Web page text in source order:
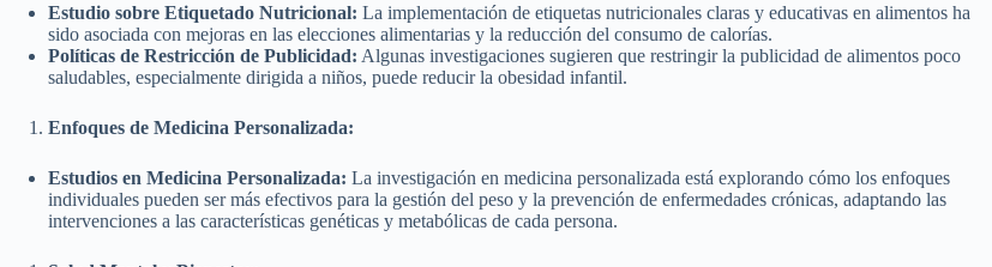
Estudio sobre Etiquetado Nutricional: La implementación de etiquetas nutricionales claras y educativas en alimentos ha
sido asociada con mejoras en las elecciones alimentarias y la reducción del consumo de calorías.
Políticas de Restricción de Publicidad: Algunas investigaciones sugieren que restringir la publicidad de alimentos poco
saludables, especialmente dirigida a niños, puede reducir la obesidad infantil.
Enfoques de Medicina Personalizada:
Estudios en Medicina Personalizada: La investigación en medicina personalizada está explorando cómo los enfoques
individuales pueden ser más efectivos para la gestión del peso y la prevención de enfermedades crónicas, adaptando las
intervenciones a las características genéticas y metabólicas de cada persona.